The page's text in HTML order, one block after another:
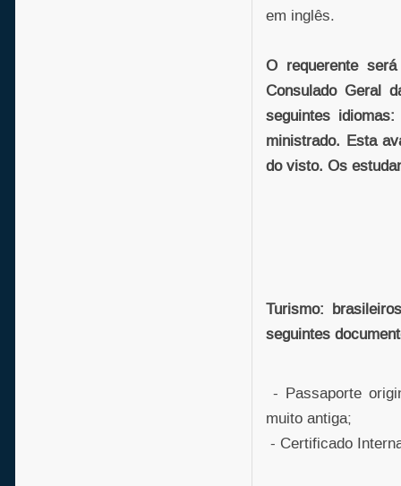
em inglês.
O requerente
Consulado Geral
seguintes
ministrado. Esta
do visto. Os
Turismo:
seguintes
- Passaporte
muito antiga;
- Certificado